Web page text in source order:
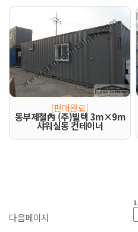
[판매완료]
동부제철內 (주)빌텍 3m×9m
샤워실동 컨테이너
다음페이지
1